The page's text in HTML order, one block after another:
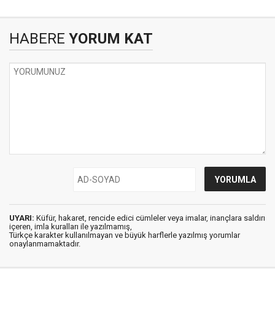
HABERE YORUM KAT
UYARI: Küfür, hakaret, rencide edici cümleler veya imalar, inançlara saldırı
içeren, imla kuralları ile yazılmamış,
Türkçe karakter kullanılmayan ve büyük harflerle yazılmış yorumlar
onaylanmamaktadır.